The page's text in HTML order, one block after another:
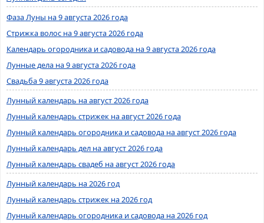
Фаза Луны на 9 августа 2026 года
Стрижка волос на 9 августа 2026 года
Календарь огородника и садовода на 9 августа 2026 года
Лунные дела на 9 августа 2026 года
Свадьба 9 августа 2026 года
Лунный календарь на август 2026 года
Лунный календарь стрижек на август 2026 года
Лунный календарь огородника и садовода на август 2026 года
Лунный календарь дел на август 2026 года
Лунный календарь свадеб на август 2026 года
Лунный календарь на 2026 год
Лунный календарь стрижек на 2026 год
Лунный календарь огородника и садовода на 2026 год